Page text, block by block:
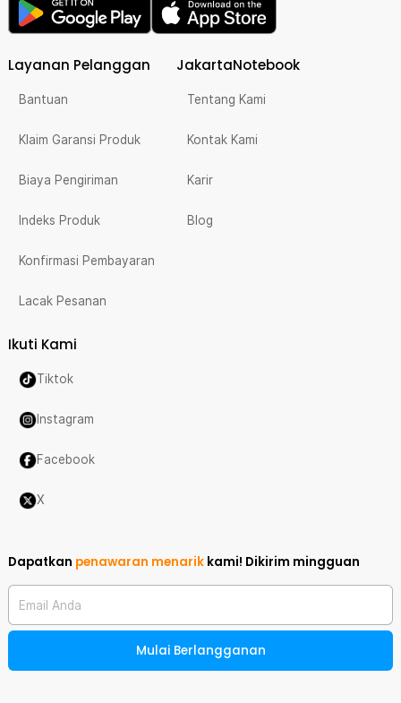
Layanan Pelanggan
Bantuan
Klaim Garansi Produk
Biaya Pengiriman
Indeks Produk
Konfirmasi Pembayaran
Lacak Pesanan
JakartaNotebook
Tentang Kami
Kontak Kami
Karir
Blog
Ikuti Kami
Tiktok
Instagram
Facebook
X
Dapatkan penawaran menarik kami! Dikirim mingguan
Email Anda
Mulai Berlangganan